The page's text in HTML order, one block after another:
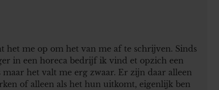
me op om het van me af te schrijven. Sinds
in een horeca bedrijf ik vind et opzich een
het valt me erg zwaar. Er zijn daar alleen
of alleen als het hun uitkomt, eigenlijk ben